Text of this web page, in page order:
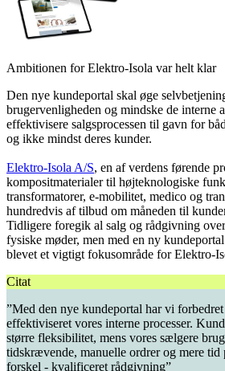
Ambitionen for Elektro-Isola var helt klar
Den nye kundeportal skal øge
brugervenligheden og mindske de interne
effektivisere salgsprocessen til gavn for
og ikke mindst deres kunder.
Elektro-Isola A/S, en af verdens førende
kompositmaterialer til højteknologiske
transformatorer, e-mobilitet, medico og
hundredvis af tilbud om måneden til
Tidligere foregik al salg og rådgivning
fysiske møder, men med en ny
blevet et vigtigt fokusområde for Elektro-
Citat
”Med den nye kundeportal har vi
effektiviseret vores interne processer.
større fleksibilitet, mens vores sælgere
tidskrævende, manuelle ordrer og mere tid
forskel - kvalificeret rådgivning”